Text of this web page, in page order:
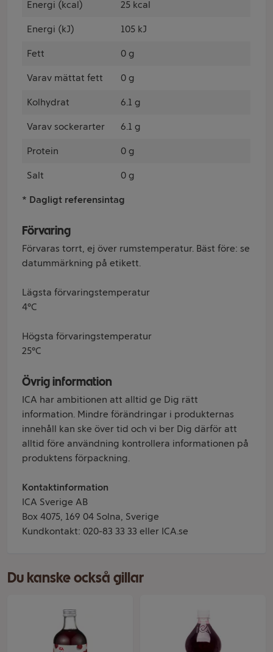
Energi (kcal) 25 kcal
Energi (kJ) 105 kJ
Fett 0 g
Varav mättat fett 0 g
Kolhydrat 6.1 g
Varav sockerarter 6.1 g
Protein 0 g
Salt 0 g
* Dagligt referensintag
Förvaring
Förvaras torrt, ej över rumstemperatur. Bäst före: se
datummärkning på etikett.
Lägsta förvaringstemperatur
4°C
Högsta förvaringstemperatur
25°C
Övrig information
ICA har ambitionen att alltid ge Dig rätt
information. Mindre förändringar i produkternas
innehåll kan ske över tid och vi ber Dig därför att
alltid före användning kontrollera informationen på
produktens förpackning.
Kontaktinformation
ICA Sverige AB
Box 4075, 169 04 Solna, Sverige
Kundkontakt: 020-83 33 33 eller ICA.se
Du kanske också gillar